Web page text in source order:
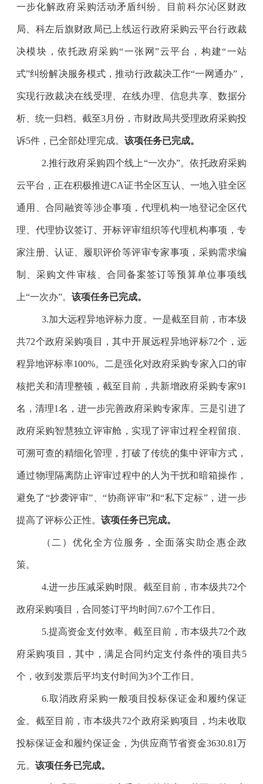
一步化解政府采购活动矛盾纠纷。目前科尔沁区财政
局、科左后旗财政局已上线运行政府采购云平台行政裁
决模块，依托政府采购“一张网”云平台，构建“一站
式”纠纷解决服务模式，推动行政裁决工作“一网通办”，
实现行政裁决在线受理、在线办理、信息共享、数据分
析、统一归档。截至3月份，市财政局共受理政府采购投
诉5件，已全部处理完成。 该项任务已完成。
2.推行政府采购四个线上“一次办”。依托政府采购
云平台，正在积极推进CA证书全区互认、一地入驻全区
通用、合同融资等涉企事项，代理机构一地登记全区代
理、代理协议签订、开标评审组织等代理机构事项，专
家注册、认证、履职评价等评审专家事项，采购需求编
制、采购文件审核、合同备案签订等预算单位事项线
上“一次办”。 该项任务已完成。
3.加大远程异地评标力度。 一是截至目前，市本级
共72个政府采购项目，其中开展远程异地评标72个，远
程异地评标率100%。二是强化对政府采购专家入口的审
核把关和清理整顿，截至 目前 ，共新增政府采购专家91
名，清理1名，进一步完善政府采购专家库。三是引进了
政府采购智慧独立评审舱，实现了评审过程全程留痕、
可溯可查的精细化管理，打破了传统的集中评审方式，
通过物理隔离防止评审过程中的人为干扰和暗箱操作，
避免了“抄袭评审” 、“协商评审”和“私下定标”，进一步
提高了评标公正性。 该项任务已完成。
（二）优化全方位服务，全面落实助企惠企政
策。
4.进一步压减采购时限。截至目前，市本级共72个
政府采购项目，合同签订平均时间7.67个工作日。
5.提高资金支付效率。截至目前，市本级共72个政
府采购项目，其中，满足合同约定支付条件的项目共5
个，收到发票后平均支付时间为3个工作日。
6.取消政府采购一般项目投标保证金和履约保证
金。截至目前，市本级共72个政府采购项目，均未收取
投标保证金和履约保证金，为供应商节省资金3630.81万
元。 该项任务已完成。